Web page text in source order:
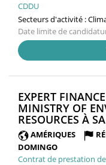
CDDU
Secteurs d'activité :
Date limite de
EXPERT
MINISTRY OF
RESOURCES À
AMÉRIQUES
DOMINGO
Contrat de prestation